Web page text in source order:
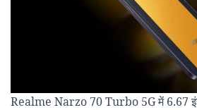
Realme Narzo 70 Turbo 5G में 6.67